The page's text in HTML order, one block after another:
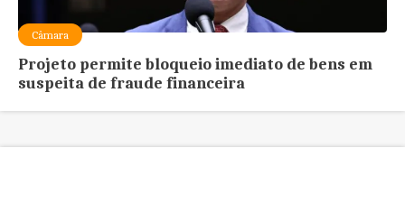
Câmara
Projeto permite bloqueio imediato de bens em
suspeita de fraude financeira